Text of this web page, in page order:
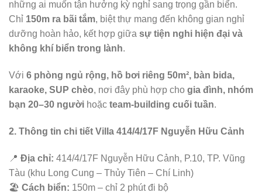
những ai muốn tận hưởng kỳ nghỉ sang trọng gần biển.
Chỉ 150m ra bãi tắm, biệt thự mang đến không gian nghỉ
dưỡng hoàn hảo, kết hợp giữa sự tiện nghi hiện đại và
không khí biển trong lành.
Với 6 phòng ngủ rộng, hồ bơi riêng 50m², bàn bida,
karaoke, SUP chèo, nơi đây phù hợp cho gia đình, nhóm
bạn 20–30 người hoặc team-building cuối tuần.
2. Thông tin chi tiết Villa 414/4/17F Nguyễn Hữu Cảnh
📍 Địa chỉ: 414/4/17F Nguyễn Hữu Cảnh, P.10, TP. Vũng
Tàu (khu Long Cung – Thủy Tiên – Chí Linh)
🏖️ Cách biển: 150m – chỉ 2 phút đi bộ